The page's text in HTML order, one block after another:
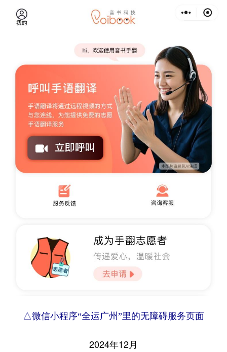
△微信小程序“全运广州”里的无障碍服务页面
2024年12月